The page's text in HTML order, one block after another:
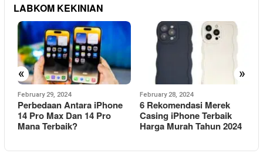
LABKOM KEKINIAN
« »
February 29, 2024
Perbedaan Antara iPhone
14 Pro Max Dan 14 Pro
Mana Terbaik?
February 28, 2024
6 Rekomendasi Merek
Casing iPhone Terbaik
Harga Murah Tahun 2024